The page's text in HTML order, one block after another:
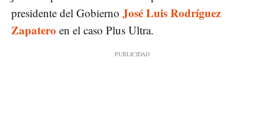
presidente del Gobierno José Luis Rodríguez
Zapatero en el caso Plus Ultra.